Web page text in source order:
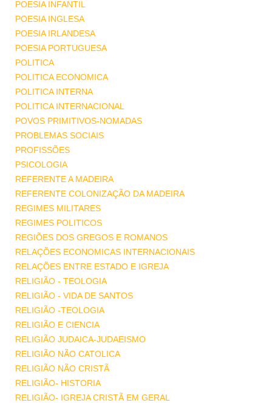
POESIA INFANTIL
POESIA INGLESA
POESIA IRLANDESA
POESIA PORTUGUESA
POLITICA
POLITICA ECONOMICA
POLITICA INTERNA
POLITICA INTERNACIONAL
POVOS PRIMITIVOS-NOMADAS
PROBLEMAS SOCIAIS
PROFISSÕES
PSICOLOGIA
REFERENTE A MADEIRA
REFERENTE COLONIZAÇÃO DA MADEIRA
REGIMES MILITARES
REGIMES POLITICOS
REGIÕES DOS GREGOS E ROMANOS
RELAÇÕES ECONOMICAS INTERNACIONAIS
RELAÇÕES ENTRE ESTADO E IGREJA
RELIGIÃO - TEOLOGIA
RELIGIÃO - VIDA DE SANTOS
RELIGIÃO -TEOLOGIA
RELIGIÃO E CIENCIA
RELIGIÃO JUDAICA-JUDAEISMO
RELIGIÃO NÃO CATOLICA
RELIGIÃO NÃO CRISTÃ
RELIGIÃO- HISTORIA
RELIGIÃO- IGREJA CRISTÃ EM GERAL